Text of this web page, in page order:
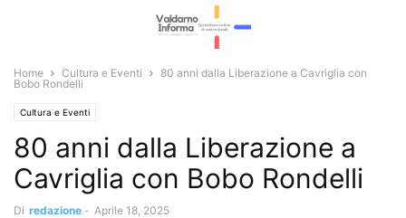
Home Cultura e Eventi
80 anni dalla Liberazione a Cavriglia con
Bobo Rondelli
Cultura e Eventi
80 anni dalla Liberazione a
Cavriglia con Bobo Rondelli
Di redazione - Aprile 18, 2025